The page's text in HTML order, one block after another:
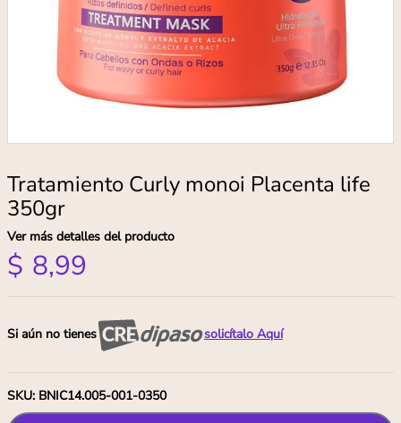
Tratamiento Curly monoi Placenta life
350gr
Ver más detalles del producto
$ 8,99
Si aún no tienes solicítalo Aquí
SKU: BNIC14.005-001-0350